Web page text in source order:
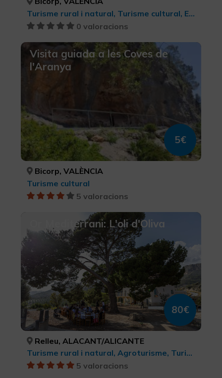
Turisme rural i natural, Turisme cultural, Ecoturisme
0 valoracions
Visita guiada a les Coves de
l'Aranya
5€
Bicorp, VALÈNCIA
Turisme cultural
5 valoracions
Or Mediterrani: L'oli d'Oliva
80€
Relleu, ALACANT/ALICANTE
Turisme rural i natural, Agroturisme, Turisme gastronòmic
5 valoracions